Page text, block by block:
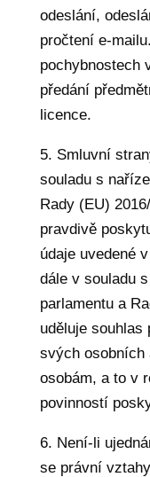
odeslání,
pročtení e-
pochybnostech
předání
licence.
5. Smluvní
souladu s
Rady (EU)
pravdivě
údaje uvedené
dále v souladu
parlamentu a
uděluje
svých osobních
osobám, a to v
povinností
6. Není-li
se právní